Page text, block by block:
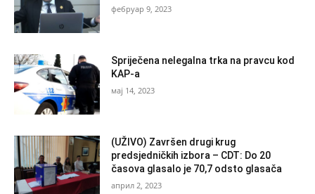
фебруар 9, 2023
Spriječena nelegalna trka na pravcu kod
KAP-a
мај 14, 2023
(UŽIVO) Završen drugi krug
predsjedničkih izbora – CDT: Do 20
časova glasalo je 70,7 odsto glasača
април 2, 2023